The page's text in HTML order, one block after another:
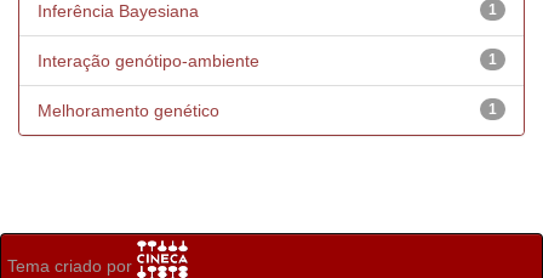
1
Inferência Bayesiana
1
Interação genótipo-ambiente
1
Melhoramento genético
Tema criado por